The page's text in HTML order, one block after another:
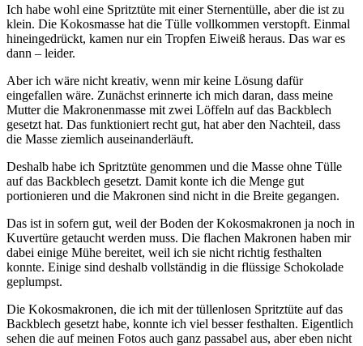
Ich habe wohl eine Spritztüte mit einer Sternentülle, aber die ist zu
klein. Die Kokosmasse hat die Tülle vollkommen verstopft. Einmal
hineingedrückt, kamen nur ein Tropfen Eiweiß heraus. Das war es
dann – leider.
Aber ich wäre nicht kreativ, wenn mir keine Lösung dafür
eingefallen wäre. Zunächst erinnerte ich mich daran, dass meine
Mutter die Makronenmasse mit zwei Löffeln auf das Backblech
gesetzt hat. Das funktioniert recht gut, hat aber den Nachteil, dass
die Masse ziemlich auseinanderläuft.
Deshalb habe ich Spritztüte genommen und die Masse ohne Tülle
auf das Backblech gesetzt. Damit konte ich die Menge gut
portionieren und die Makronen sind nicht in die Breite gegangen.
Das ist in sofern gut, weil der Boden der Kokosmakronen ja noch in
Kuvertüre getaucht werden muss. Die flachen Makronen haben mir
dabei einige Mühe bereitet, weil ich sie nicht richtig festhalten
konnte. Einige sind deshalb vollständig in die flüssige Schokolade
geplumpst.
Die Kokosmakronen, die ich mit der tüllenlosen Spritztüte auf das
Backblech gesetzt habe, konnte ich viel besser festhalten. Eigentlich
sehen die auf meinen Fotos auch ganz passabel aus, aber eben nicht